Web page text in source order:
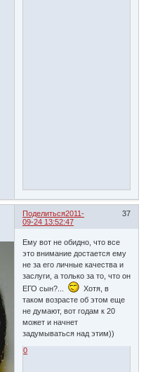
Поделиться 37
2011-
09-24 13:52:47
Ему вот не обидно, что все
это внимание достается ему
не за его личные качества и
заслуги, а только за то, что он
ЕГО сын?...
Хотя, в
таком возрасте об этом еще
не думают, вот годам к 20
может и начнет
задумываться над этим))
0